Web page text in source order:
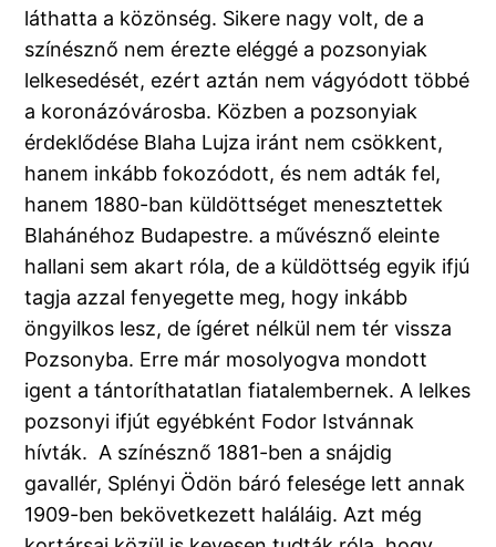
láthatta a közönség. Sikere nagy volt, de a
színésznő nem érezte eléggé a pozsonyiak
lelkesedését, ezért aztán nem vágyódott többé
a koronázóvárosba. Közben a pozsonyiak
érdeklődése Blaha Lujza iránt nem csökkent,
hanem inkább fokozódott, és nem adták fel,
hanem 1880-ban küldöttséget menesztettek
Blahánéhoz Budapestre. a művésznő eleinte
hallani sem akart róla, de a küldöttség egyik ifjú
tagja azzal fenyegette meg, hogy inkább
öngyilkos lesz, de ígéret nélkül nem tér vissza
Pozsonyba. Erre már mosolyogva mondott
igent a tántoríthatatlan fiatalembernek. A lelkes
pozsonyi ifjút egyébként Fodor Istvánnak
hívták. A színésznő 1881-ben a snájdig
gavallér, Splényi Ödön báró felesége lett annak
1909-ben bekövetkezett haláláig. Azt még